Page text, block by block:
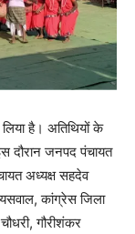
है। अतिथियों के
दौरान जनपद पंचायत
अध्यक्ष सहदेव
कांग्रेस जिला
गौरीशंकर